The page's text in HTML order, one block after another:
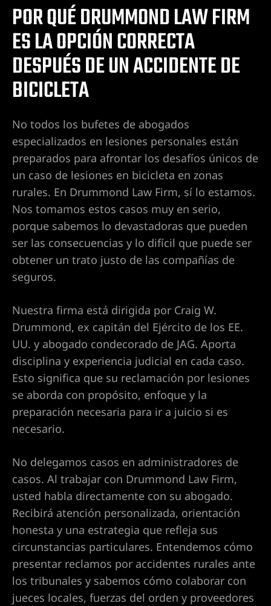
POR QUÉ DRUMMOND LAW FIRM
ES LA OPCIÓN CORRECTA
DESPUÉS DE UN ACCIDENTE DE
BICICLETA
No todos los bufetes de abogados
especializados en lesiones personales están
preparados para afrontar los desafíos únicos de
un caso de lesiones en bicicleta en zonas
rurales. En Drummond Law Firm, sí lo estamos.
Nos tomamos estos casos muy en serio,
porque sabemos lo devastadoras que pueden
ser las consecuencias y lo difícil que puede ser
obtener un trato justo de las compañías de
seguros.
Nuestra firma está dirigida por Craig W.
Drummond, ex capitán del Ejército de los EE.
UU. y abogado condecorado de JAG. Aporta
disciplina y experiencia judicial en cada caso.
Esto significa que su reclamación por lesiones
se aborda con propósito, enfoque y la
preparación necesaria para ir a juicio si es
necesario.
No delegamos casos en administradores de
casos. Al trabajar con Drummond Law Firm,
usted habla directamente con su abogado.
Recibirá atención personalizada, orientación
honesta y una estrategia que refleja sus
circunstancias particulares. Entendemos cómo
presentar reclamos por accidentes rurales ante
los tribunales y sabemos cómo colaborar con
jueces locales, fuerzas del orden y proveedores
Las
de
Las
su